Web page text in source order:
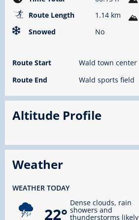
🅇 Route Length
1.14 km
Snowed
No
Route Start
Wald town center
Route End
Wald sports field
Altitude Profile
Weather
WEATHER TODAY
22°
Dense clouds, rain
showers and
thunderstorms likely